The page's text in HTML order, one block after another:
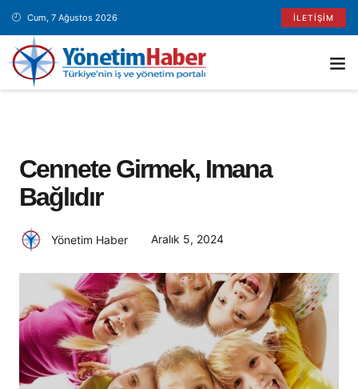
Cum, 7 Ağustos 2026 İLETIŞIM
Cennete Girmek, Imana
Bağlıdır
Yönetim Haber Aralık 5, 2024